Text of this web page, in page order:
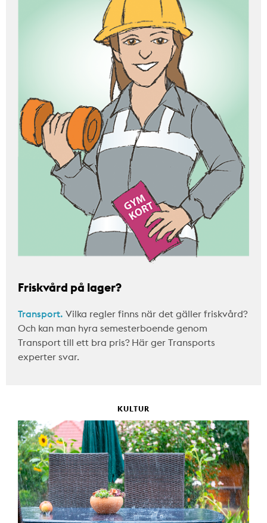
Friskvård på lager?
Transport. Vilka regler finns när det gäller friskvård?
Och kan man hyra semesterboende genom
Transport till ett bra pris? Här ger Transports
experter svar.
KULTUR